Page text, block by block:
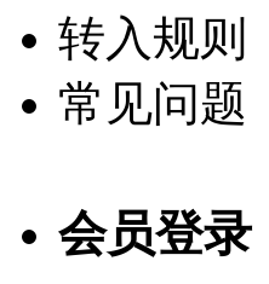
转入规则
常见问题
会员登录